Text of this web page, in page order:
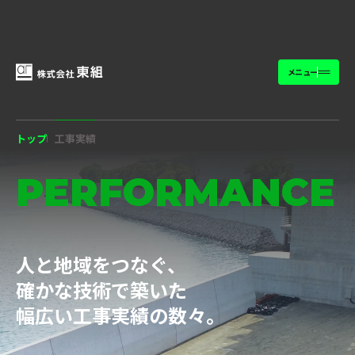
メニュー
トップ 工事実績
PERFORMANCE
人と地域をつなぐ、
確かな技術で築いた
幅広い工事実績の数々。